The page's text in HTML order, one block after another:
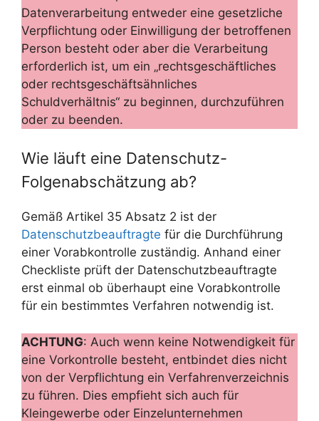
Datenverarbeitung entweder eine gesetzliche
Verpflichtung oder Einwilligung der betroffenen
Person besteht oder aber die Verarbeitung
erforderlich ist, um ein „rechtsgeschäftliches
oder rechtsgeschäftsähnliches
Schuldverhältnis“ zu beginnen, durchzuführen
oder zu beenden.
Wie läuft eine Datenschutz-
Folgenabschätzung ab?
Gemäß Artikel 35 Absatz 2 ist der
Datenschutzbeauftragte für die Durchführung
einer Vorabkontrolle zuständig. Anhand einer
Checkliste prüft der Datenschutzbeauftragte
erst einmal ob überhaupt eine Vorabkontrolle
für ein bestimmtes Verfahren notwendig ist.
ACHTUNG: Auch wenn keine Notwendigkeit für
eine Vorkontrolle besteht, entbindet dies nicht
von der Verpflichtung ein Verfahrenverzeichnis
zu führen. Dies empfieht sich auch für
Kleingewerbe oder Einzelunternehmen